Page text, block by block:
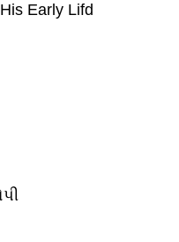
Early Lifd